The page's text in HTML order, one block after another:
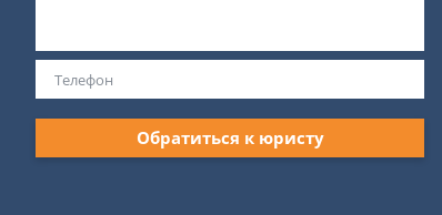
Обратиться к юристу